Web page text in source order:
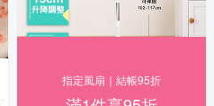
指定風扇｜結帳95折